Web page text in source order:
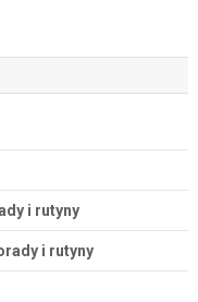
i rutyny
i rutyny